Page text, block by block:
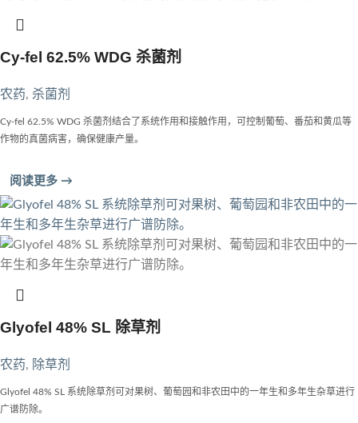
Cy-fel 62.5% WDG 杀菌剂
农药, 杀菌剂
Cy-fel 62.5% WDG 杀菌剂结合了系统作用和接触作用，可控制葡萄、番茄和黄瓜等
作物的真菌病害，确保健康产量。
阅读更多 →
Glyofel 48% SL 除草剂
农药, 除草剂
Glyofel 48% SL 系统除草剂可对果树、葡萄园和非农田中的一年生和多年生杂草进行
广谱防除。